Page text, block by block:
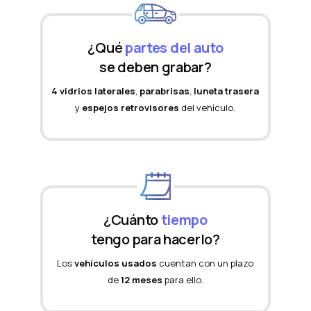
¿Quépartes del auto
se deben grabar?
4 vidrios laterales, parabrisas, luneta trasera
y espejos retrovisores del vehículo.
¿Cuántotiempo
tengo para hacerlo?
Losvehículos usados cuentan con un plazo
de12 meses para ello.